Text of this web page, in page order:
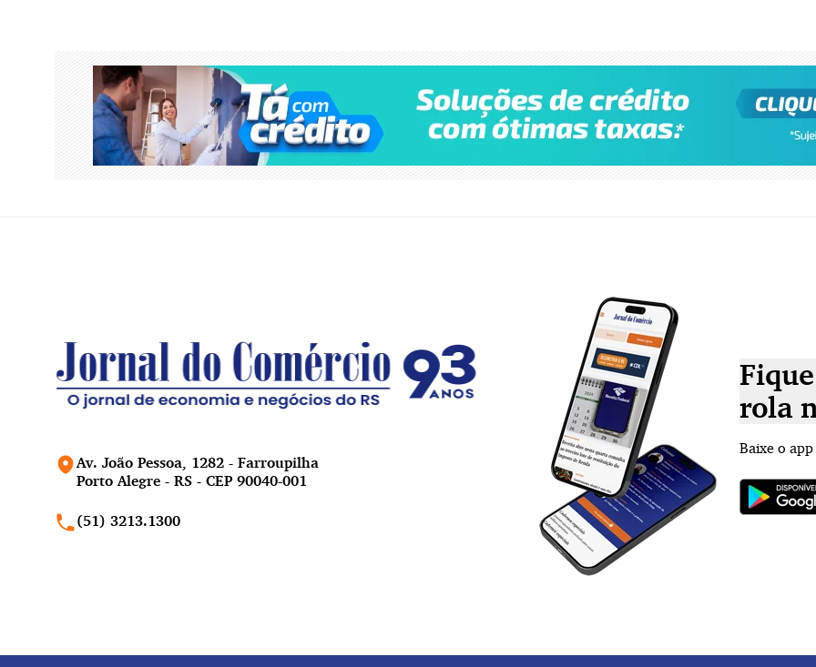
Av. João Pessoa, 1282 - Farroupilha
Porto Alegre - RS - CEP 90040-001
(51) 3213.1300
rola
Baixe o